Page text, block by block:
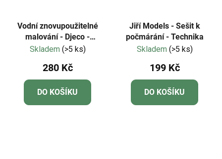
Vodní znovupoužitelné
malování - Djeco -
Zahradní zvířátka
Skladem (>5 ks)
280 Kč
DO KOŠÍKU
Jiří Models - Sešit k
počmárání - Technika
Skladem (>5 ks)
199 Kč
DO KOŠÍKU